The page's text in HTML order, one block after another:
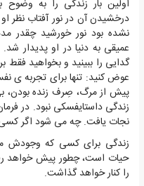
اولین بار زندگی را به وضوح
درخشیدن آن در نور آفتاب نظر
نشده بود نور خورشید چقدر
عمیقی به دنیا در او پدیدار
گدایی را ببینید و بخواهید فقط
عوض کنید: تنها برای تجربه
پیش از مرگ، صِرف زنده بودن،
زندگی داستایفسکی نبود. در
نجات یافت. چه می شود اگر کسی
زندگی برای کسی که وجودش
حیات است، چطور پیش خواهد
را کنار خواهد گذاشت.